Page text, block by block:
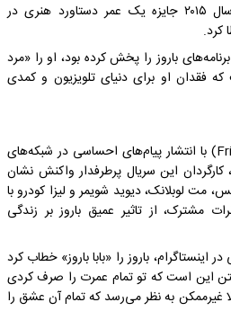
انجمن کارگردانان آمریکا که در سال ۲۰۱۵ جایزه یک عمر دستاورد هنری در
کرد.
باروز را پخش کرده بود، او را «مرد
او برای دنیای تلویزیون و کمدی
بازیگران مجموعه «فرندز» (Friends) با انتشار پیام‌های احساسی در شبکه‌های
کارگردان این سریال پرطرفدار واکنش نشان
مت لوبلانک، دیوید شویمر و لیزا کودرو با
مشترک، از تاثیر عمیق باروز بر زندگی
باروز را «بابا باروز» خطاب کرد
است که تو تمام عمرت را صرف کردی
غیرممکن به نظر می‌رسد که تمام آن عشق را